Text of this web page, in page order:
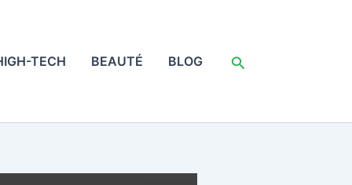
TECH BEAUTÉ BLOG Rechercher